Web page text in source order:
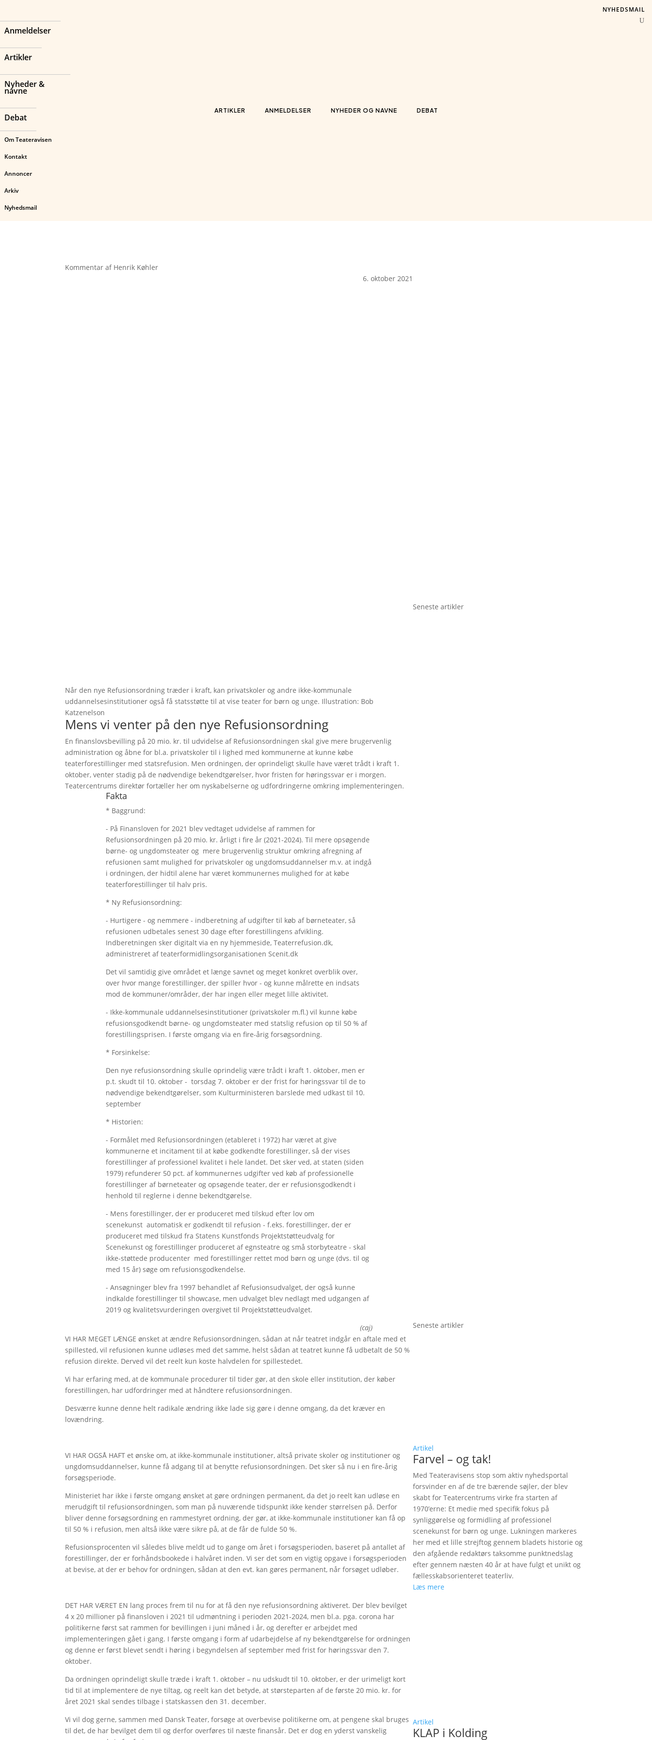
Anmeldelser
Artikler
Nyheder &
navne
Debat
Om Teateravisen
Kontakt
Annoncer
Arkiv
Nyhedsmail
ARTIKLER ANMELDELSER NYHEDER OG NAVNE DEBAT
NYHEDSMAIL
Kommentar af Henrik Køhler
6. oktober 2021
Når den nye Refusionsordning træder i kraft, kan privatskoler og andre ikke-kommunale
uddannelsesinstitutioner også få statsstøtte til at vise teater for børn og unge. Illustration: Bob
Katzenelson
Mens vi venter på den nye Refusionsordning
En finanslovsbevilling på 20 mio. kr. til udvidelse af Refusionsordningen skal give mere brugervenlig
administration og åbne for bl.a. privatskoler til i lighed med kommunerne at kunne købe
teaterforestillinger med statsrefusion. Men ordningen, der oprindeligt skulle have været trådt i kraft 1.
oktober, venter stadig på de nødvendige bekendtgørelser, hvor fristen for høringssvar er i morgen.
Teatercentrums direktør fortæller her om nyskabelserne og udfordringerne omkring implementeringen.
Fakta
* Baggrund:
- På Finansloven for 2021 blev vedtaget udvidelse af rammen for
Refusionsordningen på 20 mio. kr. årligt i fire år (2021-2024). Til mere opsøgende
børne- og ungdomsteater og mere brugervenlig struktur omkring afregning af
refusionen samt mulighed for privatskoler og ungdomsuddannelser m.v. at indgå
i ordningen, der hidtil alene har været kommunernes mulighed for at købe
teaterforestillinger til halv pris.
* Ny Refusionsordning:
- Hurtigere - og nemmere - indberetning af udgifter til køb af børneteater, så
refusionen udbetales senest 30 dage efter forestillingens afvikling.
Indberetningen sker digitalt via en ny hjemmeside, Teaterrefusion.dk,
administreret af teaterformidlingsorganisationen Scenit.dk
Det vil samtidig give området et længe savnet og meget konkret overblik over,
over hvor mange forestillinger, der spiller hvor - og kunne målrette en indsats
mod de kommuner/områder, der har ingen eller meget lille aktivitet.
- Ikke-kommunale uddannelsesinstitutioner (privatskoler m.fl.) vil kunne købe
refusionsgodkendt børne- og ungdomsteater med statslig refusion op til 50 % af
forestillingsprisen. I første omgang via en fire-årig forsøgsordning.
* Forsinkelse:
Den nye refusionsordning skulle oprindelig være trådt i kraft 1. oktober, men er
p.t. skudt til 10. oktober - torsdag 7. oktober er der frist for høringssvar til de to
nødvendige bekendtgørelser, som Kulturministeren barslede med udkast til 10.
september
* Historien:
- Formålet med Refusionsordningen (etableret i 1972) har været at give
kommunerne et incitament til at købe godkendte forestillinger, så der vises
forestillinger af professionel kvalitet i hele landet. Det sker ved, at staten (siden
1979) refunderer 50 pct. af kommunernes udgifter ved køb af professionelle
forestillinger af børneteater og opsøgende teater, der er refusionsgodkendt i
henhold til reglerne i denne bekendtgørelse.
- Mens forestillinger, der er produceret med tilskud efter lov om
scenekunst automatisk er godkendt til refusion - f.eks. forestillinger, der er
produceret med tilskud fra Statens Kunstfonds Projektstøtteudvalg for
Scenekunst og forestillinger produceret af egnsteatre og små storbyteatre - skal
ikke-støttede producenter med forestillinger rettet mod børn og unge (dvs. til og
med 15 år) søge om refusionsgodkendelse.
- Ansøgninger blev fra 1997 behandlet af Refusionsudvalget, der også kunne
indkalde forestillinger til showcase, men udvalget blev nedlagt med udgangen af
2019 og kvalitetsvurderingen overgivet til Projektstøtteudvalget.
(caj)
VI HAR MEGET LÆNGE ønsket at ændre Refusionsordningen, sådan at når teatret indgår en aftale med et
spillested, vil refusionen kunne udløses med det samme, helst sådan at teatret kunne få udbetalt de 50 %
refusion direkte. Derved vil det reelt kun koste halvdelen for spillestedet.
Vi har erfaring med, at de kommunale procedurer til tider gør, at den skole eller institution, der køber
forestillingen, har udfordringer med at håndtere refusionsordningen.
Desværre kunne denne helt radikale ændring ikke lade sig gøre i denne omgang, da det kræver en
lovændring.
VI HAR OGSÅ HAFT et ønske om, at ikke-kommunale institutioner, altså private skoler og institutioner og
ungdomsuddannelser, kunne få adgang til at benytte refusionsordningen. Det sker så nu i en fire-årig
forsøgsperiode.
Ministeriet har ikke i første omgang ønsket at gøre ordningen permanent, da det jo reelt kan udløse en
merudgift til refusionsordningen, som man på nuværende tidspunkt ikke kender størrelsen på. Derfor
bliver denne forsøgsordning en rammestyret ordning, der gør, at ikke-kommunale institutioner kan få op
til 50 % i refusion, men altså ikke være sikre på, at de får de fulde 50 %.
Refusionsprocenten vil således blive meldt ud to gange om året i forsøgsperioden, baseret på antallet af
forestillinger, der er forhåndsbookede i halvåret inden. Vi ser det som en vigtig opgave i forsøgsperioden
at bevise, at der er behov for ordningen, sådan at den evt. kan gøres permanent, når forsøget udløber.
DET HAR VÆRET EN lang proces frem til nu for at få den nye refusionsordning aktiveret. Der blev bevilget
4 x 20 millioner på finansloven i 2021 til udmøntning i perioden 2021-2024, men bl.a. pga. corona har
politikerne først sat rammen for bevillingen i juni måned i år, og derefter er arbejdet med
implementeringen gået i gang. I første omgang i form af udarbejdelse af ny bekendtgørelse for ordningen
og denne er først blevet sendt i høring i begyndelsen af september med frist for høringssvar den 7.
oktober.
Da ordningen oprindeligt skulle træde i kraft 1. oktober – nu udskudt til 10. oktober, er der urimeligt kort
tid til at implementere de nye tiltag, og reelt kan det betyde, at størsteparten af de første 20 mio. kr. for
året 2021 skal sendes tilbage i statskassen den 31. december.
Vi vil dog gerne, sammen med Dansk Teater, forsøge at overbevise politikerne om, at pengene skal bruges
til det, de har bevilget dem til og derfor overføres til næste finansår. Det er dog en yderst vanskelig
Seneste artikler
Seneste artikler
Artikel
Farvel – og tak!
Med Teateravisens stop som aktiv nyhedsportal
forsvinder en af de tre bærende søjler, der blev
skabt for Teatercentrums virke fra starten af
1970’erne: Et medie med specifik fokus på
synliggørelse og formidling af professionel
scenekunst for børn og unge. Lukningen markeres
her med et lille strejftog gennem bladets historie og
den afgående redaktørs taksomme punktnedslag
efter gennem næsten 40 år at have fulgt et unikt og
fællesskabsorienteret teaterliv.
Læs mere
Artikel
KLAP i Kolding